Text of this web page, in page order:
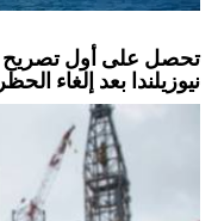
نيوزيلندا بعد إلغاء الحظر